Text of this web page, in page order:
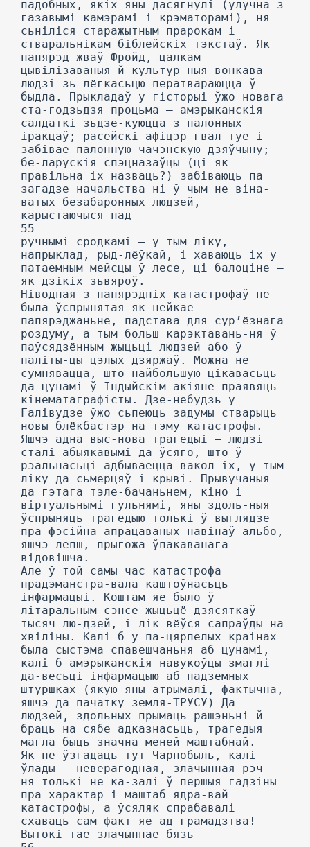
падобных, якіх яны дасягнулі (улучна з
газавымі камэрамі і крэматорамі), ня
сьніліся старажытным прарокам і
стваральнікам біблейскіх тэкстаў. Як
папярэд-жваў Фройд, цалкам
цывілізаваныя й культур-ныя вонкава
людзі зь лёгкасьцю ператвараюцца ў
быдла. Прыкладаў у гісторыі ўжо новага
ста-годзьдзя процьма — амэрыканскія
салдаткі зьдзе-куюцца з палонных
іракцаў; расейскі афіцэр гвал-туе і
забівае палонную чачэнскую дзяўчыну;
бе-ларускія спэцназаўцы (ці як
правільна іх назваць?) забіваюць па
загадзе начальства ні ў чым не віна-
ватых безабаронных людзей,
карыстаючыся пад-
55
ручнымі сродкамі — у тым ліку,
напрыклад, рыд-лёўкай, і хаваюць іх у
патаемным мейсцы ў лесе, ці балоціне —
як дзікіх зьвяроў.
Ніводная з папярэдніх катастрофаў не
была ўспрынятая як нейкае
папярэджаньне, падстава для сур’ёзнага
роздуму, а тым больш карэктавань-ня ў
паўсядзённым жыцьці людзей або ў
паліты-цы цэлых дзяржаў. Можна не
сумнявацца, што найбольшую цікавасьць
да цунамі ў Індыйскім акіяне праявяць
кінематаграфісты. Дзе-небудзь у
Галівудзе ўжо сьпеюць задумы стварыць
новы блёкбастэр на тэму катастрофы.
Яшчэ адна выс-нова трагедыі — людзі
сталі абыякавымі да ўсяго, што ў
рэальнасьці адбываецца вакол іх, у тым
ліку да сьмерцяў і крыві. Прывучаныя
да гэтага тэле-бачаньнем, кіно і
віртуальнымі гульнямі, яны здоль-ныя
ўспрыняць трагедыю толькі ў выглядзе
пра-фэсійна апрацаваных навінаў альбо,
яшчэ лепш, прыгожа ўпакаванага
відовішча.
Але ў той самы час катастрофа
прадэманстра-вала каштоўнасьць
інфармацыі. Коштам яе было ў
літаральным сэнсе жыцьцё дзясяткаў
тысяч лю-дзей, і лік вёўся сапраўды на
хвіліны. Калі б у па-цярпелых краінах
была сыстэма спавешчаньня аб цунамі,
калі б амэрыканскія навукоўцы змаглі
да-весьці інфармацыю аб падземных
штуршках (якую яны атрымалі, фактычна,
яшчэ да пачатку земля-ТРУСУ) Да
людзей, здольных прымаць рашэньні й
браць на сябе адказнасьць, трагедыя
магла быць значна меней маштабнай.
Як не ўзгадаць тут Чарнобыль, калі
ўлады — неверагодная, злачынная рэч —
ня толькі не ка-залі ў першыя гадзіны
пра характар і маштаб ядра-вай
катастрофы, а ўсяляк спрабавалі
схаваць сам факт яе ад грамадзтва!
Вытокі тае злачыннае бязь-